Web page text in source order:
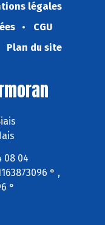
légales
CGU
Plan du site
08 04
° ,
°